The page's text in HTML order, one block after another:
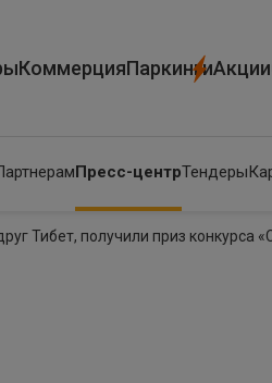
КоммерцияПаркингиАкции
Пресс-центрТендеры
Тибет, получили приз конкурса